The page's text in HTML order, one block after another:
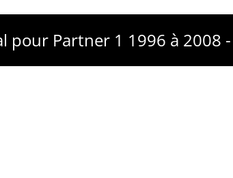
pour Partner 1 1996 à 2008 -